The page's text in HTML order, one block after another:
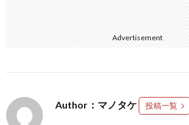
Advertisement
Author：マノタケ 投稿一覧